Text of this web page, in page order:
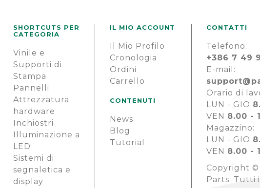
SHORTCUTS PER
CATEGORIA
Vinile e
Supporti di
Stampa
Pannelli
Attrezzatura
hardware
Inchiostri
Illuminazione a
LED
Sistemi di
segnaletica e
display
IL MIO ACCOUNT
Il Mio Profilo
Cronologia
Ordini
Carrello
CONTENUTI
News
Blog
Tutorial
CONTATTI
Telefono:
+386 7 49
E-mail:
Orario di
LUN - GIO
VEN 8.00 -
Magazzino:
LUN - GIO
VEN 8.00 -
Copyright ©
Parts. Tutti